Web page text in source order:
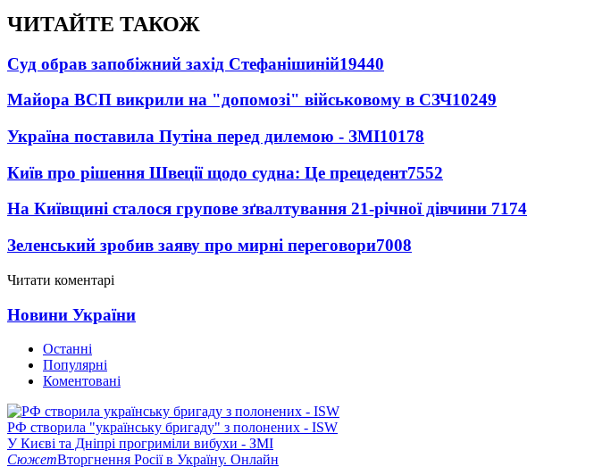
ЧИТАЙТЕ ТАКОЖ
Суд обрав запобіжний захід Стефанішиній19440
Майора ВСП викрили на "допомозі" військовому в СЗЧ10249
Україна поставила Путіна перед дилемою - ЗМІ10178
Київ про рішення Швеції щодо судна: Це прецедент7552
На Київщині сталося групове зґвалтування 21-річної дівчини 7174
Зеленський зробив заяву про мирні переговори7008
Читати коментарі
Новини України
Останні
Популярні
Коментовані
РФ створила "українську бригаду" з полонених - ISW
У Києві та Дніпрі прогриміли вибухи - ЗМІ
СюжетВторгнення Росії в Україну. Онлайн